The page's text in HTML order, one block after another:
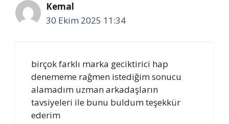
Kemal
30 Ekim 2025 11:34
birçok farklı marka geciktirici hap
denememe rağmen istediğim sonucu
alamadım uzman arkadaşların
tavsiyeleri ile bunu buldum teşekkür
ederim